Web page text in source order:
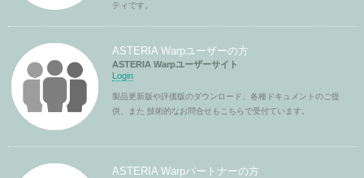
ティです。
ASTERIA Warpユーザーの方
ASTERIA Warpユーザーサイト
Login
製品更新版や評価版のダウンロード、各種ドキュメントのご提
供、また 技術的なお問合せもこちらで受付ています。
ASTERIA Warpパートナーの方